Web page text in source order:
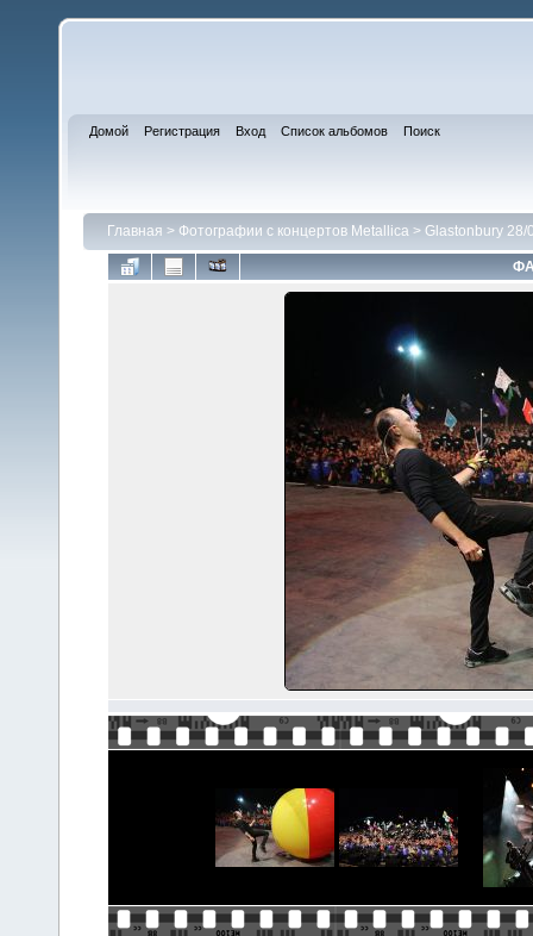
Домой Регистрация Вход Список альбомов Поиск
Главная > Фотографии с концертов Metallica > Glastonbury 28/